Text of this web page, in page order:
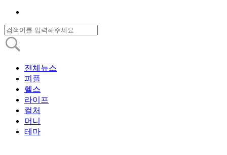
전체뉴스
피플
헬스
라이프
컬처
머니
테마